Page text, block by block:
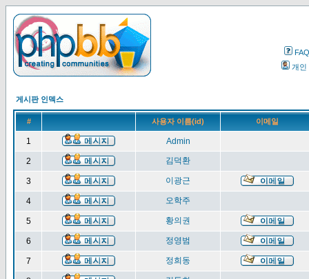
FAQ
개인
게시판 인덱스
# 사용자 이름(id) 이메일
1 Admin
2 김덕환
3 이광근
4 오학주
5 황의권
6 정영범
7 정희동